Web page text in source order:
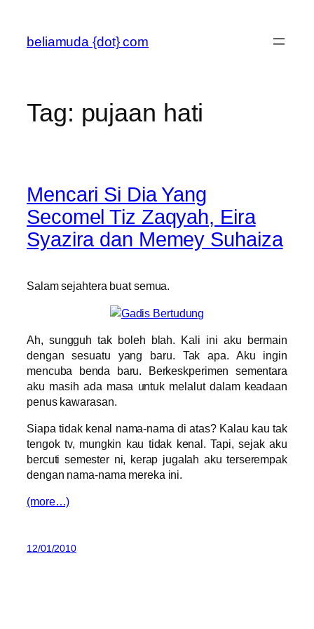
content
beliamuda {dot} com
Tag: pujaan hati
Mencari Si Dia Yang
Secomel Tiz Zaqyah, Eira
Syazira dan Memey Suhaiza
Salam sejahtera buat semua.
Ah, sungguh tak boleh blah. Kali ini aku bermain
dengan sesuatu yang baru. Tak apa. Aku ingin
mencuba benda baru. Berkeskperimen sementara
aku masih ada masa untuk melalut dalam keadaan
penus kawarasan.
Siapa tidak kenal nama-nama di atas? Kalau kau tak
tengok tv, mungkin kau tidak kenal. Tapi, sejak aku
bercuti semester ni, kerap jugalah aku terserempak
dengan nama-nama mereka ini.
(more…)
12/01/2010